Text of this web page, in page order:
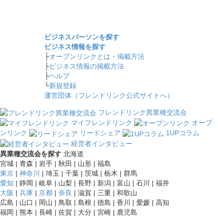
ビジネスパーソンを探す
ビジネス情報を探す
├オープンリンクとは・掲載方法
├ビジネス情報の掲載方法
├ヘルプ
└新規登録
運営団体（フレンドリンク公式サイトへ）
フレンドリンク異業種交流会
マイフレンドリンク
オープ
ンリンク
リードシェア
1UPコラム
経営者インタビュー
異業種交流会を探す 北海道
宮城 | 青森 | 岩手 | 秋田 | 山形 | 福島
東京 | 神奈川
| 埼玉 | 千葉 | 茨城 | 栃木 | 群馬
愛知 | 静岡 | 岐阜 | 山梨 | 長野 | 新潟 | 富山 | 石川 | 福井
大阪 | 兵庫 | 京都 | 奈良 | 滋賀 | 三重 | 和歌山
広島 | 山口 | 岡山 | 鳥取 | 島根 | 徳島 | 香川 | 愛媛 | 高知
福岡 | 熊本 | 長崎 | 佐賀 | 大分 | 宮崎 | 鹿児島